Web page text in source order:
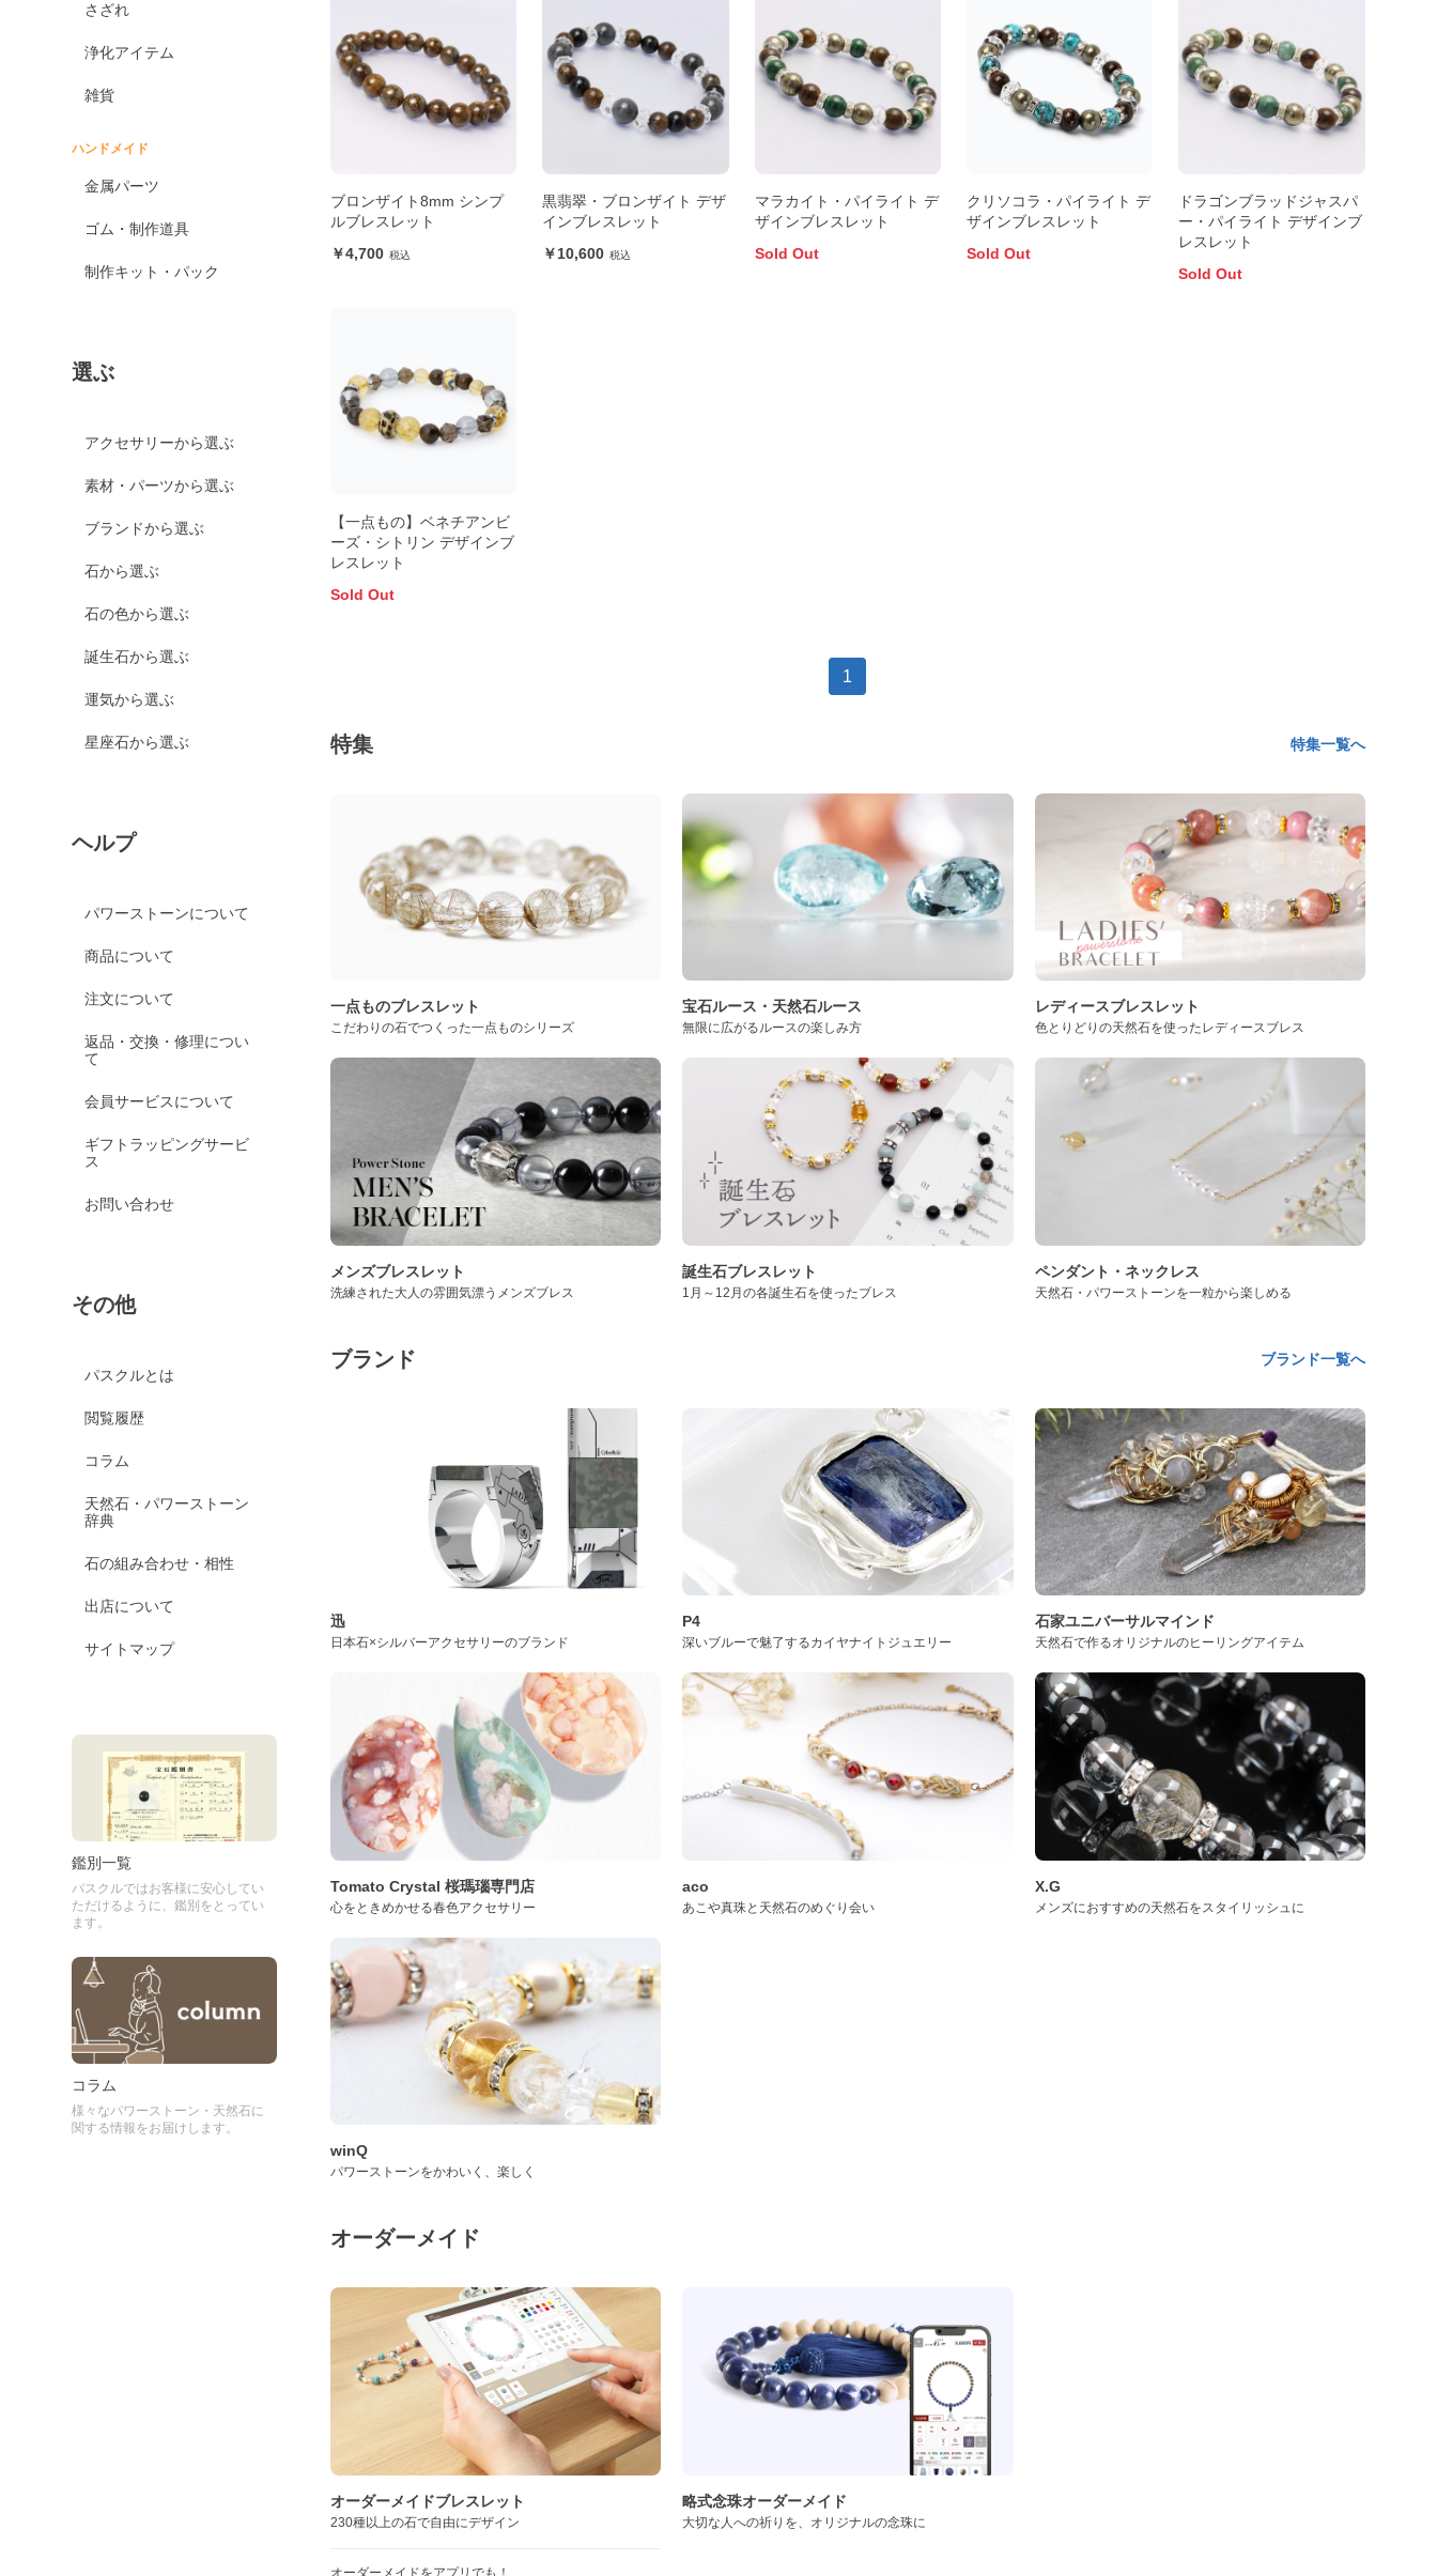
さざれ
浄化アイテム
雑貨
ハンドメイド
金属パーツ
ゴム・制作道具
制作キット・パック
選ぶ
アクセサリーから選ぶ
素材・パーツから選ぶ
ブランドから選ぶ
石から選ぶ
石の色から選ぶ
誕生石から選ぶ
運気から選ぶ
星座石から選ぶ
ヘルプ
パワーストーンについて
商品について
注文について
返品・交換・修理につい
て
会員サービスについて
ギフトラッピングサービ
ス
お問い合わせ
その他
パスクルとは
閲覧履歴
コラム
天然石・パワーストーン
辞典
石の組み合わせ・相性
出店について
サイトマップ
鑑別一覧
パスクルではお客様に安心してい
ただけるように、鑑別をとってい
ます。
コラム
様々なパワーストーン・天然石に
関する情報をお届けします。
ブロンザイト8mm シンプ
ルブレスレット
4,700
黒翡翠・ブロンザイト デザ
インブレスレット
10,600
マラカイト・パイライト デ
ザインブレスレット
Sold Out
クリソコラ・パイライト デ
ザインブレスレット
Sold Out
ドラゴンブラッドジャスパ
ー・パイライト デザインブ
レスレット
Sold Out
【一点もの】ベネチアンビ
ーズ・シトリン デザインブ
レスレット
Sold Out
1
特集 特集一覧へ
一点ものブレスレット
こだわりの石でつくった一点ものシリーズ
宝石ルース・天然石ルース
無限に広がるルースの楽しみ方
レディースブレスレット
色とりどりの天然石を使ったレディースブレス
メンズブレスレット
洗練された大人の雰囲気漂うメンズブレス
誕生石ブレスレット
1月～12月の各誕生石を使ったブレス
ペンダント・ネックレス
天然石・パワーストーンを一粒から楽しめる
ブランド ブランド一覧へ
迅
日本石×シルバーアクセサリーのブランド
P4
深いブルーで魅了するカイヤナイトジュエリー
石家ユニバーサルマインド
天然石で作るオリジナルのヒーリングアイテム
Tomato Crystal 桜瑪瑙専門店
心をときめかせる春色アクセサリー
aco
あこや真珠と天然石のめぐり会い
X.G
メンズにおすすめの天然石をスタイリッシュに
winQ
パワーストーンをかわいく、楽しく
オーダーメイド
オーダーメイドブレスレット
230種以上の石で自由にデザイン
オーダーメイドをアプリでも！
略式念珠オーダーメイド
大切な人への祈りを、オリジナルの念珠に